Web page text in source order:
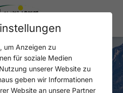
um Anzeigen zu
für soziale Medien
unserer Website zu
geben wir Informationen
Website an unsere Partner